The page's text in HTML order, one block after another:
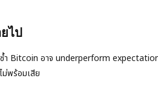
ไป
ซ้ำ Bitcoin อาจ underperform
พร้อมเสีย